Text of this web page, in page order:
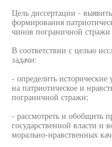
Цель диссертации -
формирования
чинов пограничной
В соответствии с целью
задачи:
- определить
на патриотическое и
пограничной стражи;
- рассмотреть и обобщить
государственной власти
морально-нравственных